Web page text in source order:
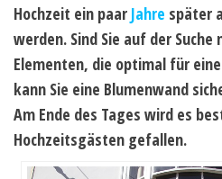
Hochzeit ein paar Jahre später
werden. Sind Sie auf der Suche
Elementen, die optimal für
kann Sie eine Blumenwand
Am Ende des Tages wird es
Hochzeitsgästen gefallen.